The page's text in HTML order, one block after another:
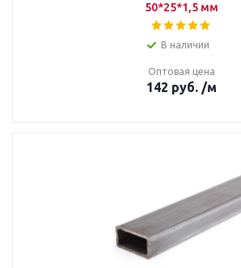
50*25*1,5 мм
В наличии
Оптовая цена
142 руб. /м